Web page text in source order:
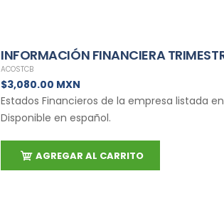
INFORMACIÓN FINANCIERA
ACOSTCB
$3,080.00 MXN
Estados Financieros de la empresa listada
Disponible en español.
AGREGAR AL CARRITO